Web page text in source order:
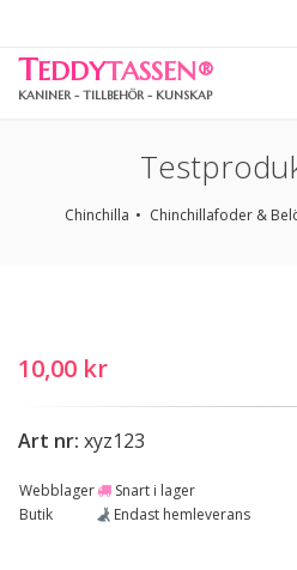
TEDDYTASSEN®
KANINER - TILLBEHÖR - KUNSKAP
Chinchilla Chinchillafoder &
10,00 kr
Art nr: xyz123
Webblager
Snart i lager
Butik
Endast hemleverans